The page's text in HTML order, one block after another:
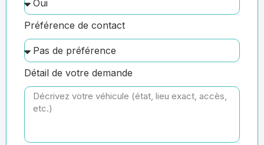
Préférence de contact
Détail de votre demande